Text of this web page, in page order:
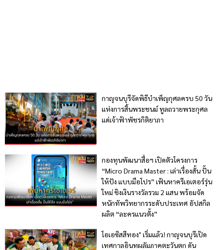
กาญจนบุรีจัดพิธีบำเพ็ญกุศลครบ 50 วัน
แห่งการสิ้นพระชนม์ ทูลถวายพระกุศล
แด่เจ้าฟ้าพัชรกิติยาภา
กองทุนพัฒนาสื่อฯ เปิดตัวโครงการ
“Micro Drama Master : เล่าเรื่องสั้น ปั้น
ให้ปัง แบบมือโปร” เฟ้นหาครีเอเตอร์รุ่น
ใหม่ ชิงเงินรางวัลรวม 2 แสน พร้อมจัด
หนักทัพวิทยากรระดับประเทศ อัปสกิล
ผลิต “ละครแนวตั้ง”
โอเอซิสสีทอง" เริ่มแล้ว! กาญจนบุรีเปิด
เทศกาลอินทผลัมภาคตะวันตก ดัน